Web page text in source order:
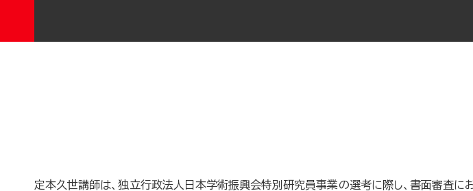
定本久世講師は、独立行政法人日本学術振興会特別研究員事業の選考に際し、書面審査